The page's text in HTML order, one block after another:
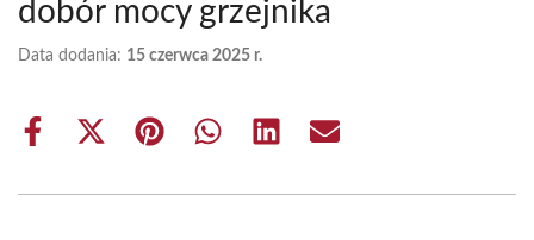
dobór mocy grzejnika
Data dodania: 15 czerwca 2025 r.
Share
Share
(Twitter)
Share Share Share Share